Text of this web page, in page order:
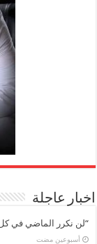
اخبار عاجلة
“لن نكرر الماضي في
‏أسبوعين مضت